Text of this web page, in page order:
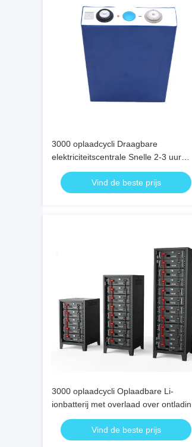
3000 oplaadcycli Draagbare
elektriciteitscentrale Snelle 2-3 uur
oplaadtijd Energieopslag voor externe
locaties en buitenwerk
Vind de beste prijs
3000 oplaadcycli Oplaadbare Li-
ionbatterij met overlaad over ontlading
over stroom Kortsluitingsbescherming
CE RoHS UN38.3 Gecertificeerd
Vind de beste prijs